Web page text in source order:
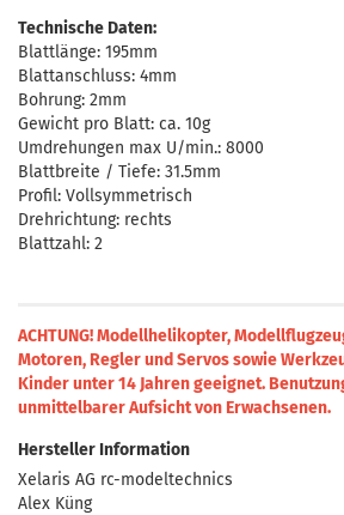
Technische Daten:
Blattlänge: 195mm
Blattanschluss: 4mm
Bohrung: 2mm
Gewicht pro Blatt: ca. 10g
Umdrehungen max U/min.: 8000
Blattbreite / Tiefe: 31.5mm
Profil: Vollsymmetrisch
Drehrichtung: rechts
Blattzahl: 2
ACHTUNG! Modellhelikopter,
Motoren, Regler und Servos sowie
Kinder unter 14 Jahren geeignet.
unmittelbarer Aufsicht von Erwachsenen.
Hersteller Information
Xelaris AG rc-modeltechnics
Alex Küng